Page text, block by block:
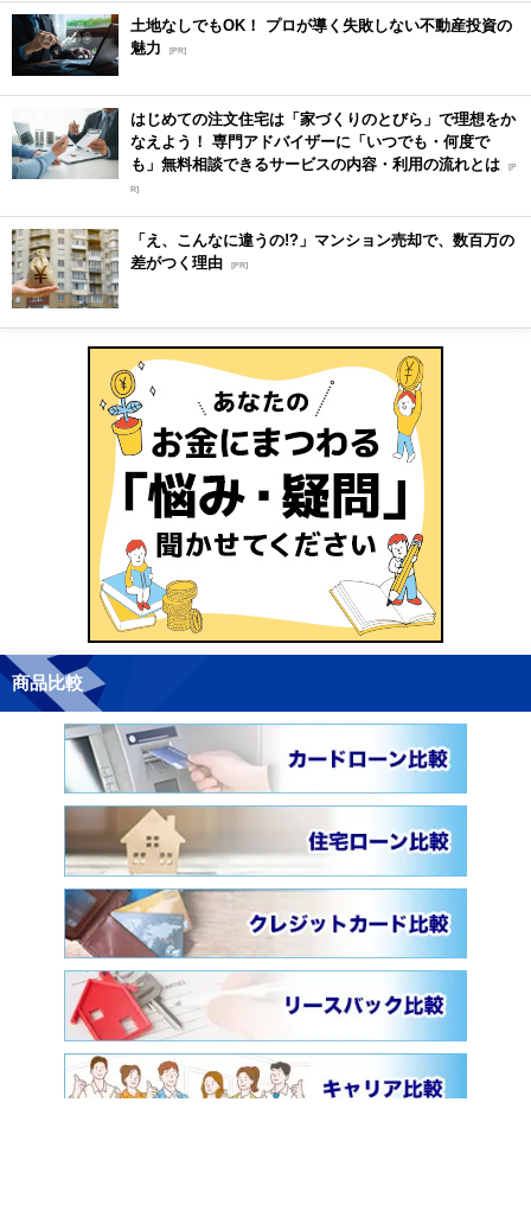
土地なしでもOK！ プロが導く失敗しない不動産投資の
魅力
[PR]
はじめての注文住宅は「家づくりのとびら」で理想をか
なえよう！ 専門アドバイザーに「いつでも・何度で
も」無料相談できるサービスの内容・利用の流れとは [P
R]
「え、こんなに違うの!?」マンション売却で、数百万の
差がつく理由 [PR]
商品比較